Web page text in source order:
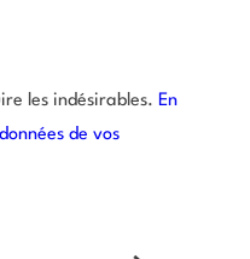
les indésirables. En
de vos